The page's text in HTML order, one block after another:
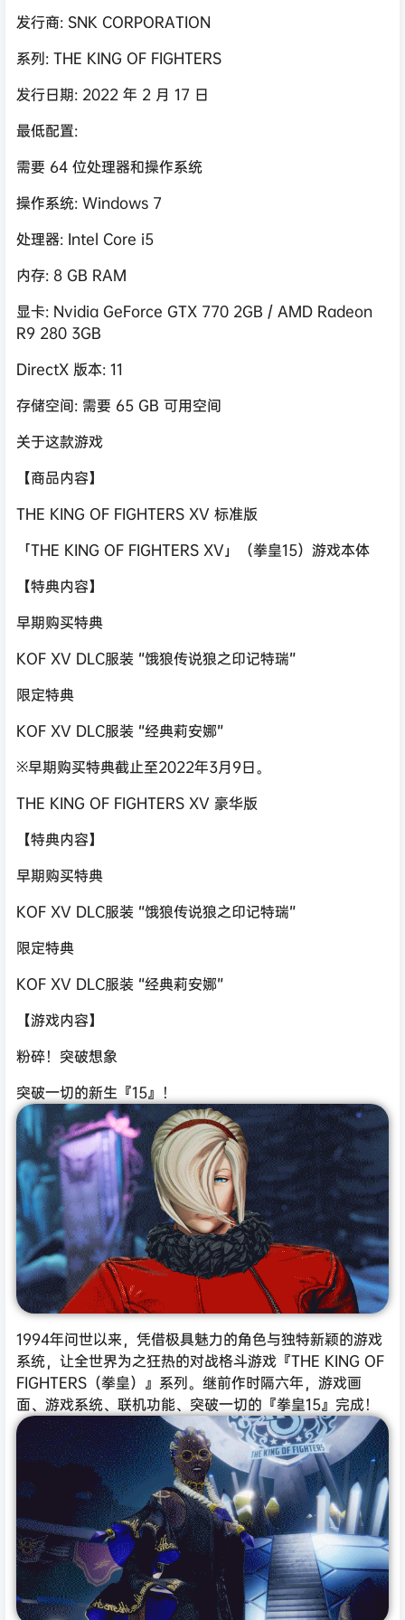
发行商: SNK CORPORATION
系列: THE KING OF FIGHTERS
发行日期: 2022 年 2 月 17 日
最低配置:
需要 64 位处理器和操作系统
操作系统: Windows 7
处理器: Intel Core i5
内存: 8 GB RAM
显卡: Nvidia GeForce GTX 770 2GB / AMD Radeon
R9 280 3GB
DirectX 版本: 11
存储空间: 需要 65 GB 可用空间
关于这款游戏
【商品内容】
THE KING OF FIGHTERS XV 标准版
「THE KING OF FIGHTERS XV」（拳皇15）游戏本体
【特典内容】
早期购买特典
KOF XV DLC服装 “饿狼传说狼之印记特瑞”
限定特典
KOF XV DLC服装 “经典莉安娜”
※早期购买特典截止至2022年3月9日。
THE KING OF FIGHTERS XV 豪华版
【特典内容】
早期购买特典
KOF XV DLC服装 “饿狼传说狼之印记特瑞”
限定特典
KOF XV DLC服装 “经典莉安娜”
【游戏内容】
粉碎！突破想象
突破一切的新生『15』！
1994年问世以来，凭借极具魅力的角色与独特新颖的游戏
系统，让全世界为之狂热的对战格斗游戏『THE KING OF
FIGHTERS（拳皇）』系列。继前作时隔六年，游戏画
面、游戏系统、联机功能、突破一切的『拳皇15』完成！